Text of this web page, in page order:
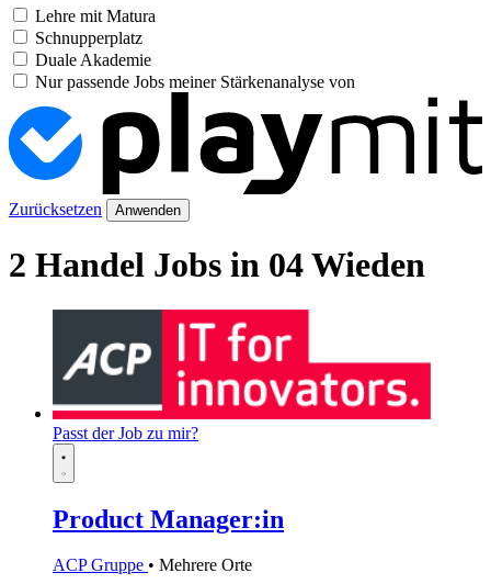
Lehre mit Matura
Schnupperplatz
Duale Akademie
Nur passende Jobs meiner Stärkenanalyse von
Zurücksetzen Anwenden
2 Handel Jobs in 04 Wieden
Passt der Job zu mir?
Product Manager:in
ACP Gruppe • Mehrere Orte